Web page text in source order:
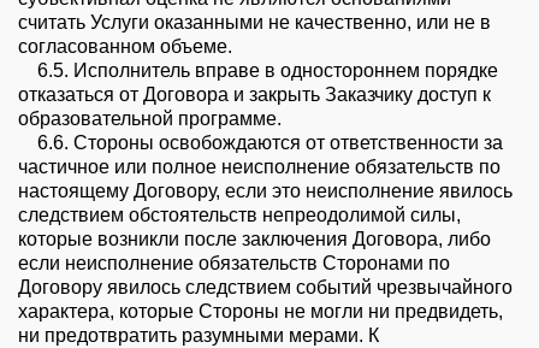
считать Услуги оказанными не качественно, или не в
согласованном объеме.
6.5. Исполнитель вправе в одностороннем порядке
отказаться от Договора и закрыть Заказчику доступ к
образовательной программе.
6.6. Стороны освобождаются от ответственности за
частичное или полное неисполнение обязательств по
настоящему Договору, если это неисполнение явилось
следствием обстоятельств непреодолимой силы,
которые возникли после заключения Договора, либо
если неисполнение обязательств Сторонами по
Договору явилось следствием событий чрезвычайного
характера, которые Стороны не могли ни предвидеть,
ни предотвратить разумными мерами. К